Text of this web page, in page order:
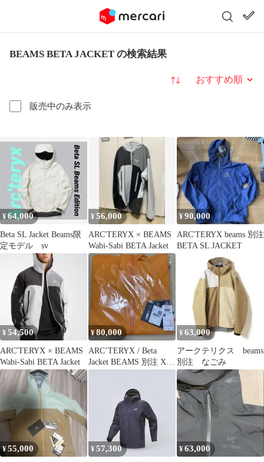
BEAMS BETA JACKET の検索結果
販売中のみ表示
並び替え
¥64,000
Beta SL Jacket Beams限
定モデル sv
¥56,000
ARC'TERYX × BEAMS
Wabi-Sabi BETA Jacket
¥90,000
ARC'TERYX beams 別注
BETA SL JACKET
¥54,500
ARC'TERYX × BEAMS
Wabi-Sabi BETA Jacket
¥80,000
ARC’TERYX / Beta
Jacket BEAMS 別注 XL
オレンジ
¥ 63,000
アークテリクス beams
別注 なごみ
¥55,000 ¥57,300 ¥63,000